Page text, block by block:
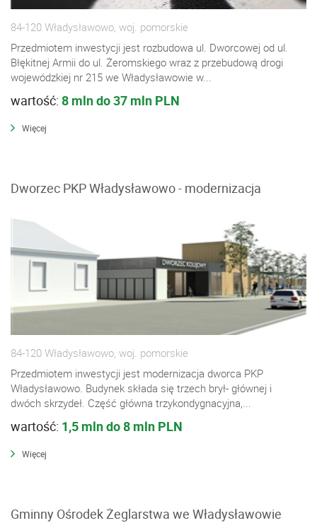
84-120 Władysławowo, woj. pomorskie
Przedmiotem inwestycji jest rozbudowa ul. Dworcowej od ul.
Błękitnej Armii do ul. Żeromskiego wraz z przebudową drogi
wojewódzkiej nr 215 we Władysławowie w...
wartość: 8 mln do 37 mln PLN
Więcej
Dworzec PKP Władysławowo - modernizacja
84-120 Władysławowo, woj. pomorskie
Przedmiotem inwestycji jest modernizacja dworca PKP
Władysławowo. Budynek składa się trzech brył- głównej i
dwóch skrzydeł. Część główna trzykondygnacyjna,...
wartość: 1,5 mln do 8 mln PLN
Więcej
Gminny Ośrodek Żeglarstwa we Władysławowie